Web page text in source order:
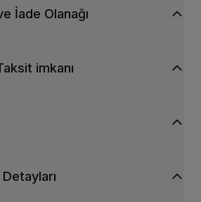
İade Olanağı
imkanı